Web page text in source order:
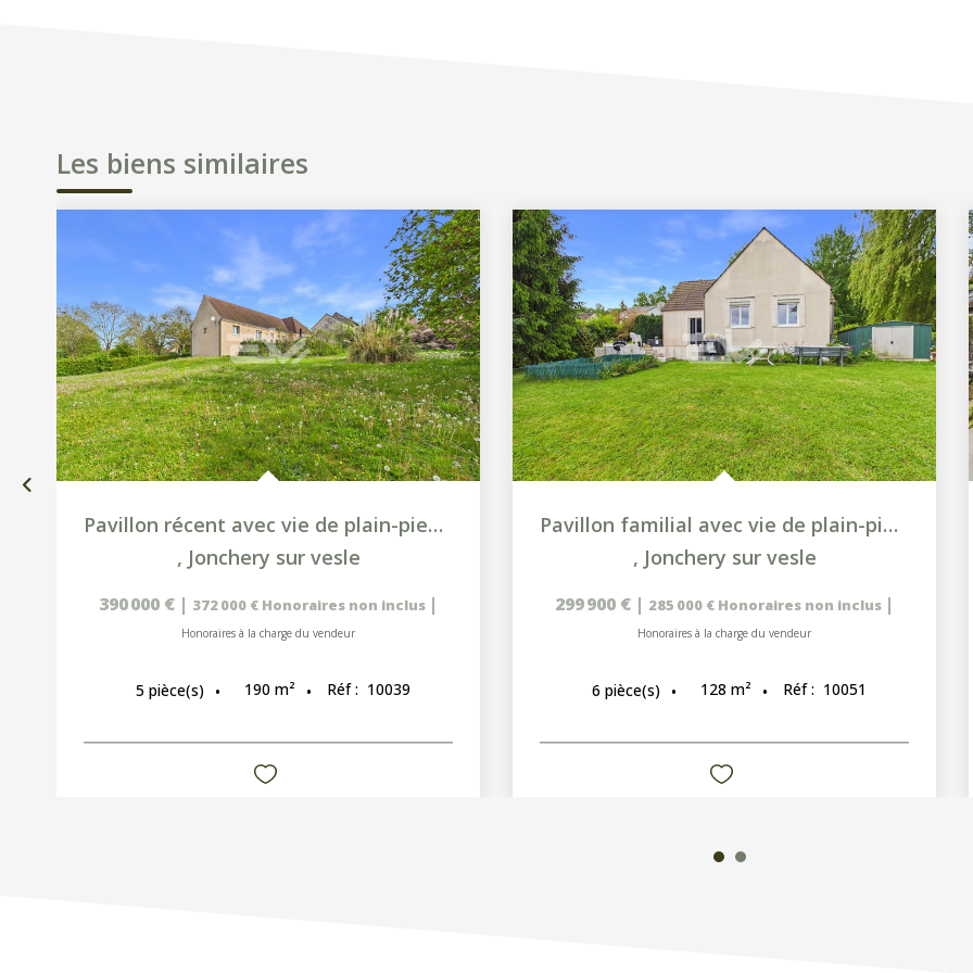
Les biens similaires
Pavillon récent avec vie de plain-pied, sous-sol complet et...
, Jonchery sur vesle
390 000 € | 372 000 € Honoraires non inclus |
Honoraires à la charge du vendeur
5 pièce(s) 190 m² Réf : 10039
Pavillon familial avec vie de plain-pied, sous-sol complet...
, Jonchery sur vesle
299 900 € | 285 000 € Honoraires non inclus |
Honoraires à la charge du vendeur
6 pièce(s) 128 m² Réf : 10051